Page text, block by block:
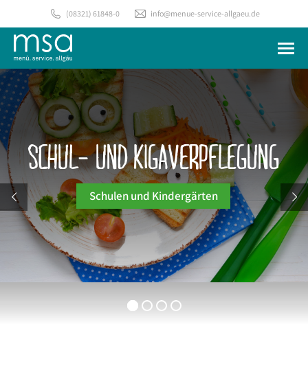
(08321) 61848-0 info@menue-service-allgaeu.de
SCHUL- UND KIGAVERPFLEGUNG
Schulen und Kindergärten